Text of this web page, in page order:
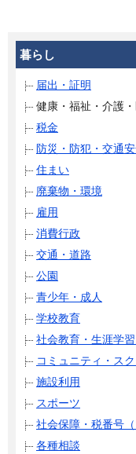
暮らし
届出・証明
健康・福祉・介護
税金
防災・防犯・交通
住まい
廃棄物・環境
雇用
消費行政
交通・道路
公園
青少年・成人
学校教育
社会教育・生涯学
コミュニティ・ス
施設利用
スポーツ
社会保障・税番号
各種相談